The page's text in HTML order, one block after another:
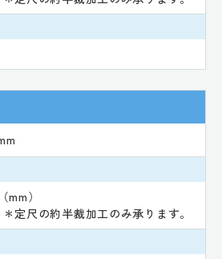
）
定尺の約半裁加工のみ承ります。